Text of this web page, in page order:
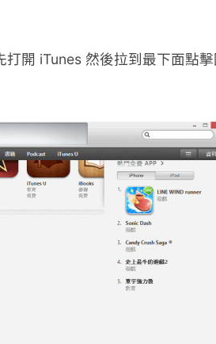
開 iTunes 然後拉到最下面點